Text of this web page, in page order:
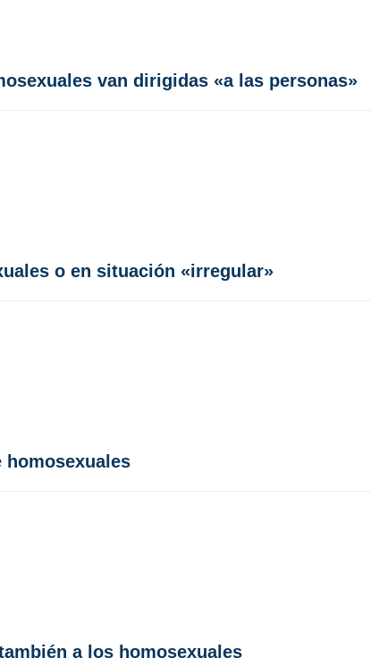
van dirigidas «a las personas»
o en situación «irregular»
homosexuales
a los homosexuales